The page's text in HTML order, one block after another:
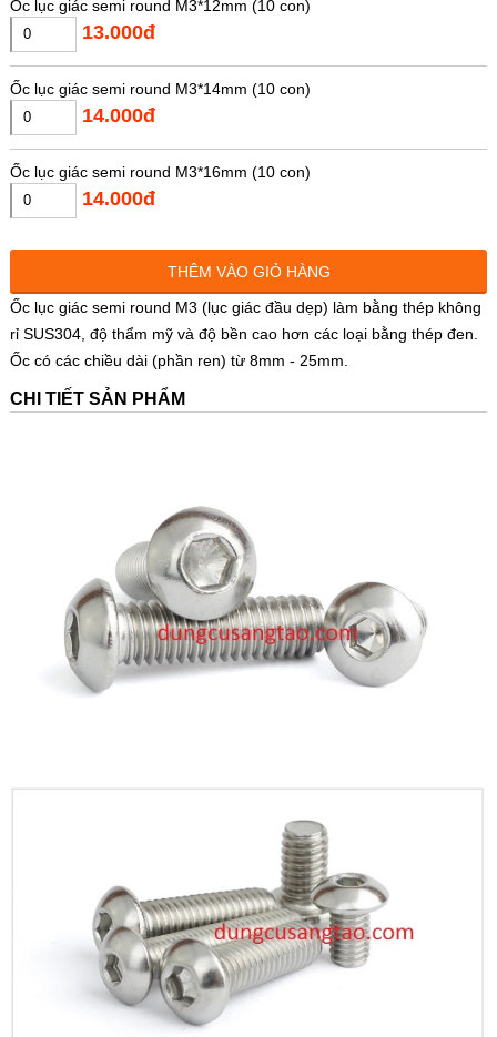
Ốc lục giác semi round M3*12mm (10 con)
13.000đ
Ốc lục giác semi round M3*14mm (10 con)
14.000đ
Ốc lục giác semi round M3*16mm (10 con)
14.000đ
Ốc lục giác semi round M3*18mm (10 con)
Ốc lục giác semi round M3*20mm (10 con)
15.000đ
THÊM VÀO GIỎ HÀNG
Ốc lục giác semi round M3 (lục giác đầu dẹp) làm bằng thép không
rỉ SUS304, độ thẩm mỹ và độ bền cao hơn các loại bằng thép đen.
Ốc có các chiều dài (phần ren) từ 8mm - 25mm.
CHI TIẾT SẢN PHẨM